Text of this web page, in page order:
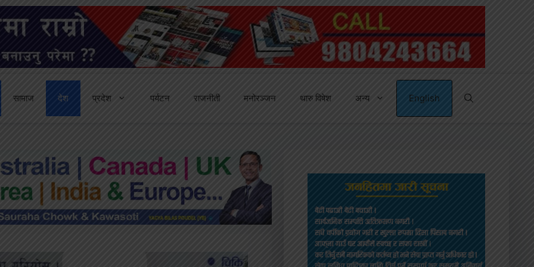
सामाज देश प्रदेश पर्यटन राजनीती मनोरञ्जन थारु विषेश अन्य English